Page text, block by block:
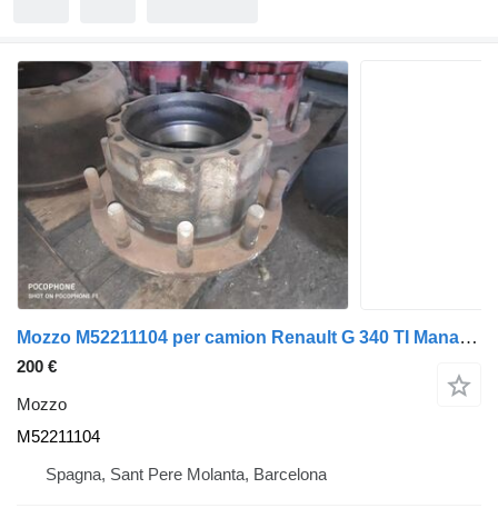
Mozzo M52211104 per camion Renault G 340 TI Manager /Maxter E1/E2
200 €
Mozzo
M52211104
Spagna, Sant Pere Molanta, Barcelona